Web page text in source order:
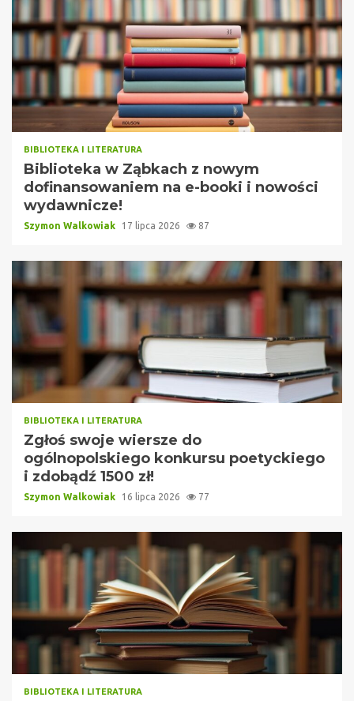
BIBLIOTEKA I LITERATURA
Biblioteka w Ząbkach z nowym
dofinansowaniem na e-booki i nowości
wydawnicze!
Szymon Walkowiak 17 lipca 2026 87
BIBLIOTEKA I LITERATURA
Zgłoś swoje wiersze do
ogólnopolskiego konkursu poetyckiego
i zdobądź 1500 zł!
Szymon Walkowiak 16 lipca 2026 77
BIBLIOTEKA I LITERATURA